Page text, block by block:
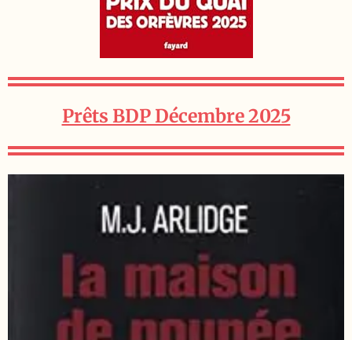
Prêts BDP Décembre 2025